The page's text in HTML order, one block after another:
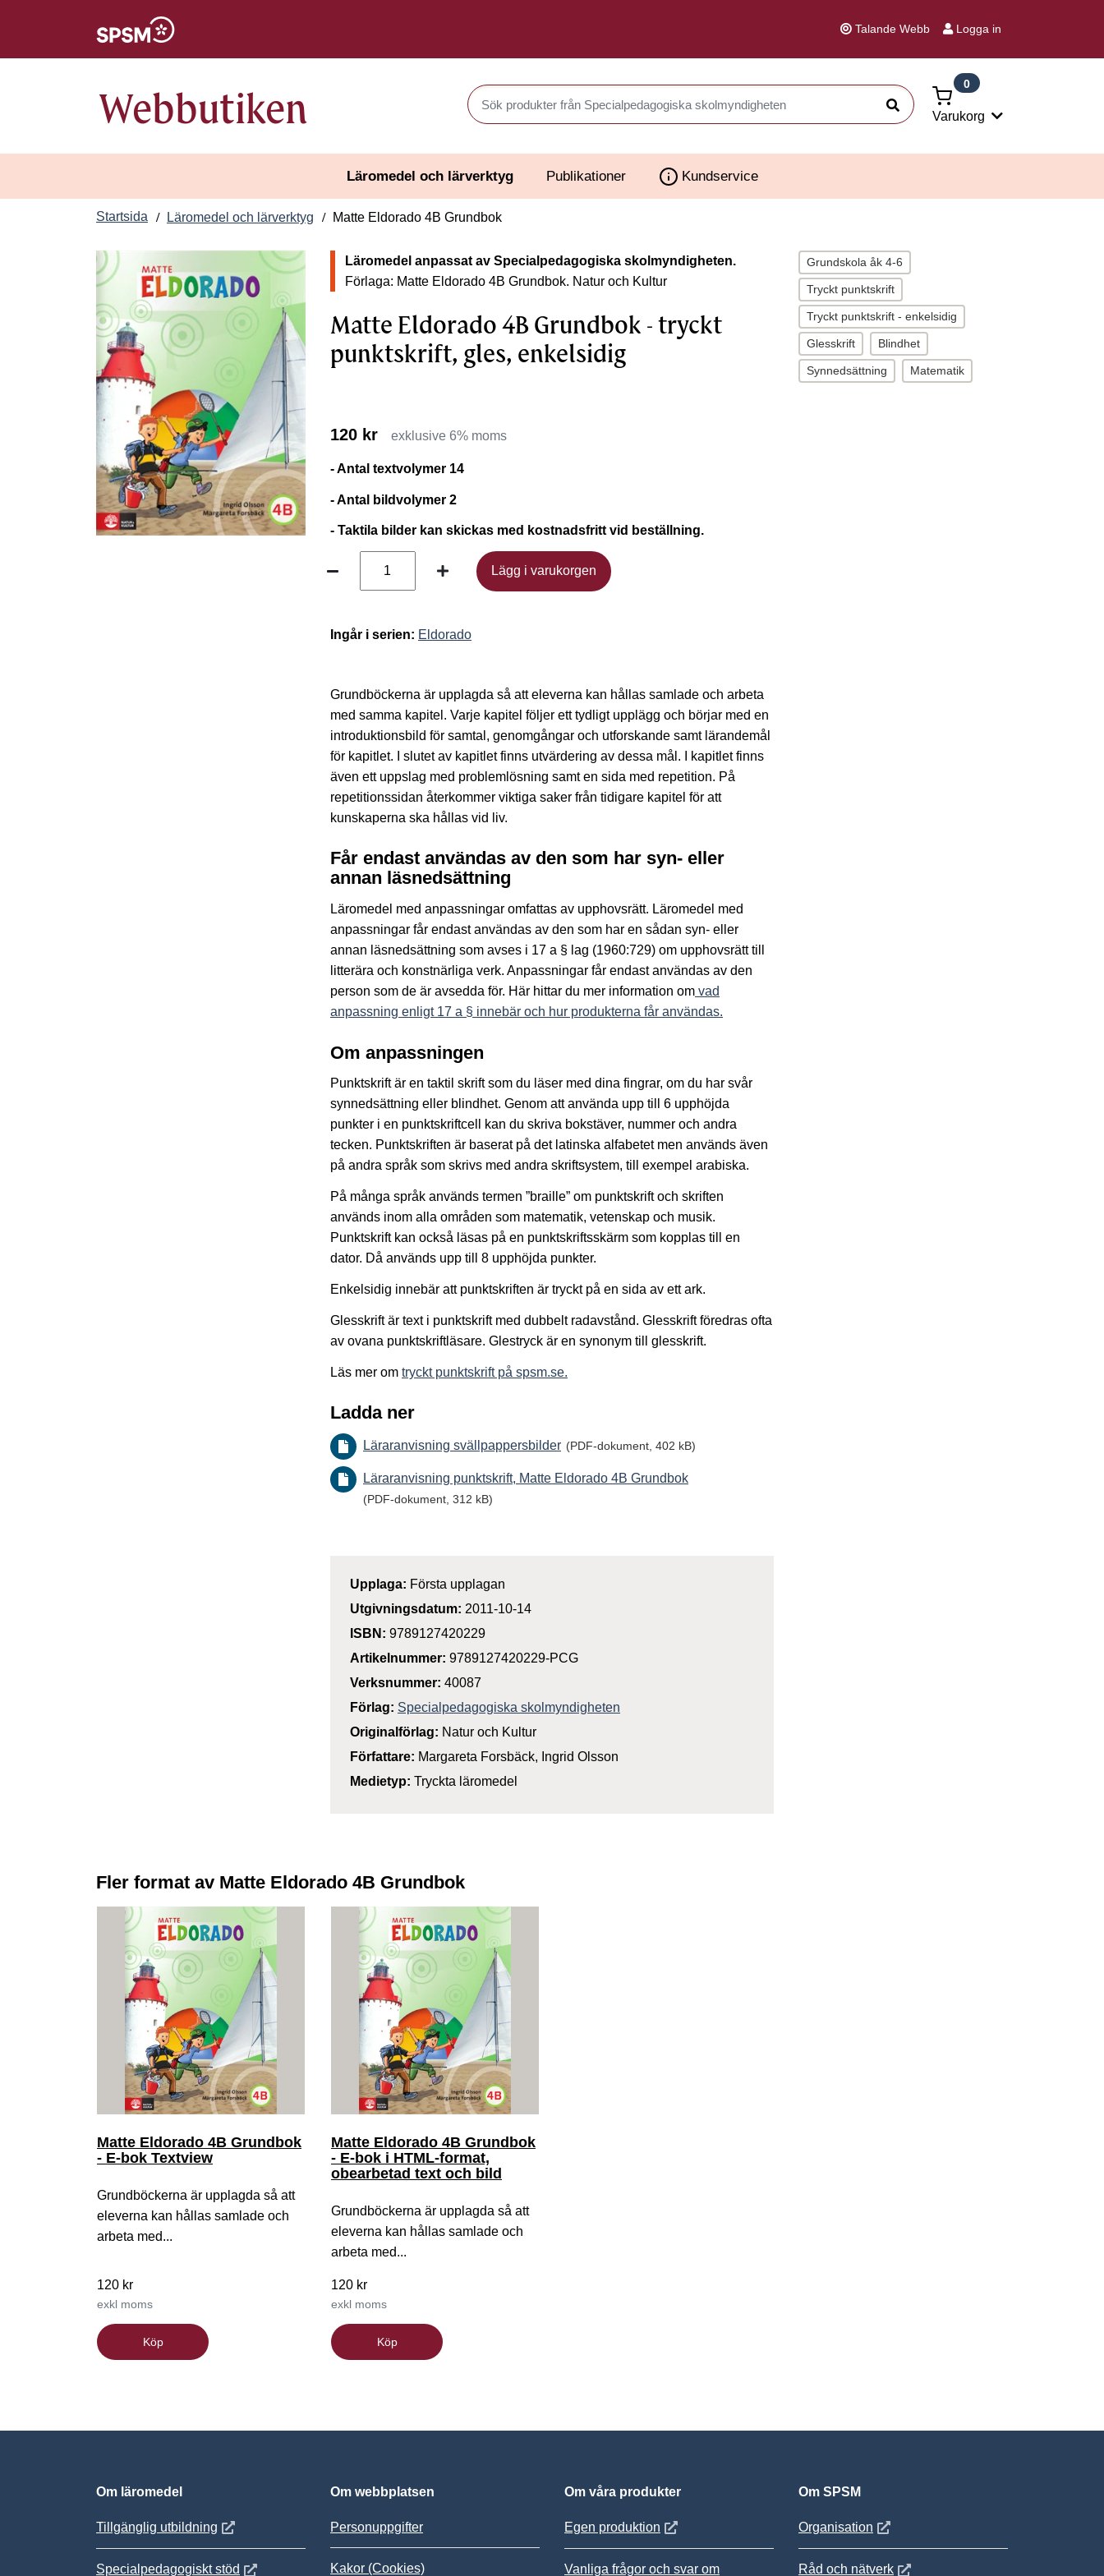
Talande Webb Logga in
Webbutiken Sök produkter i Webbutiken
Sök
Varukorg
0
Läromedel och lärverktyg Publikationer Kundservice
Startsida Läromedel och lärverktyg Matte Eldorado 4B Grundbok
Läromedel anpassat av Specialpedagogiska skolmyndigheten.
Förlaga: Matte Eldorado 4B Grundbok. Natur och Kultur
Matte Eldorado 4B Grundbok - tryckt
punktskrift, gles, enkelsidig
120 kr exklusive 6% moms
- Antal textvolymer 14
- Antal bildvolymer 2
- Taktila bilder kan skickas med kostnadsfritt vid beställning.
Lägg i varukorgen
Lägg i varukorgen
Ingår i serien: Eldorado
Grundböckerna är upplagda så att eleverna kan hållas samlade och arbeta
med samma kapitel. Varje kapitel följer ett tydligt upplägg och börjar med en
introduktionsbild för samtal, genomgångar och utforskande samt lärandemål
för kapitlet. I slutet av kapitlet finns utvärdering av dessa mål. I kapitlet finns
även ett uppslag med problemlösning samt en sida med repetition. På
repetitionssidan återkommer viktiga saker från tidigare kapitel för att
kunskaperna ska hållas vid liv.
Får endast användas av den som har syn- eller
annan läsnedsättning
Läromedel med anpassningar omfattas av upphovsrätt. Läromedel med
anpassningar får endast användas av den som har en sådan syn- eller
annan läsnedsättning som avses i 17 a § lag (1960:729) om upphovsrätt till
litterära och konstnärliga verk. Anpassningar får endast användas av den
person som de är avsedda för. Här hittar du mer information omvad
anpassning enligt 17 a § innebär och hur produkterna får användas.
Om anpassningen
Punktskrift är en taktil skrift som du läser med dina fingrar, om du har svår
synnedsättning eller blindhet. Genom att använda upp till 6 upphöjda
punkter i en punktskriftcell kan du skriva bokstäver, nummer och andra
tecken. Punktskriften är baserat på det latinska alfabetet men används även
på andra språk som skrivs med andra skriftsystem, till exempel arabiska.
På många språk används termen ”braille” om punktskrift och skriften
används inom alla områden som matematik, vetenskap och musik.
Punktskrift kan också läsas på en punktskriftsskärm som kopplas till en
dator. Då används upp till 8 upphöjda punkter.
Enkelsidig innebär att punktskriften är tryckt på en sida av ett ark.
Glesskrift är text i punktskrift med dubbelt radavstånd. Glesskrift föredras ofta
av ovana punktskriftläsare. Glestryck är en synonym till glesskrift.
Läs mer om tryckt punktskrift på spsm.se.
Ladda ner
Läraranvisning svällpappersbilder (PDF-dokument, 402 kB)
Läraranvisning punktskrift, Matte Eldorado 4B Grundbok
(PDF-dokument, 312 kB)
Upplaga: Första upplagan
Utgivningsdatum: 2011-10-14
ISBN: 9789127420229
Artikelnummer: 9789127420229-PCG
Verksnummer: 40087
Förlag: Specialpedagogiska skolmyndigheten
Originalförlag: Natur och Kultur
Författare: Margareta Forsbäck, Ingrid Olsson
Medietyp: Tryckta läromedel
Grundskola åk 4-6
Tryckt punktskrift
Tryckt punktskrift - enkelsidig
Glesskrift Blindhet
Synnedsättning Matematik
Fler format av Matte Eldorado 4B Grundbok
Matte Eldorado 4B Grundbok
- E-bok Textview
Grundböckerna är upplagda så att
eleverna kan hållas samlade och
arbeta med...
120 kr
exkl moms
Köp
Matte Eldorado 4B Grundbok
- E-bok i HTML-format,
obearbetad text och bild
Grundböckerna är upplagda så att
eleverna kan hållas samlade och
arbeta med...
120 kr
exkl moms
Köp
Om läromedel
Tillgänglig utbildning Öppnas i nytt fönster
Specialpedagogiskt stöd Öppnas i nytt fönster
Om webbplatsen
Personuppgifter
Kakor (Cookies)
Om våra produkter
Egen produktion Öppnas i nytt fönster
Vanliga frågor och svar om
Om SPSM
Organisation Öppnas i nytt fönster
Råd och nätverkÖppnas i nytt fönster